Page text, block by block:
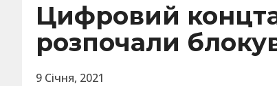
Цифровий
розпочали
9 Січня, 2021